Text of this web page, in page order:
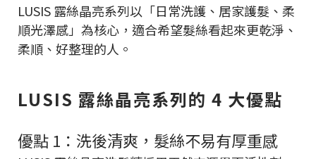
LUSIS 露絲晶亮系列以「日常洗護、居家護髮、柔
順光澤感」為核心，適合希望髮絲看起來更乾淨、
柔順、好整理的人。
LUSIS 露絲晶亮系列的 4 大優點
優點 1：洗後清爽，髮絲不易有厚重感